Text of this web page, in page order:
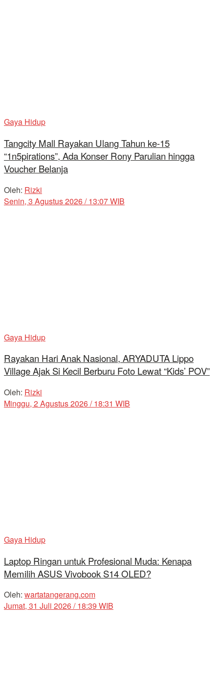
Gaya Hidup
Tangcity Mall Rayakan Ulang Tahun ke-15
“1n5pirations”, Ada Konser Rony Parulian hingga
Voucher Belanja
Oleh: Rizki
Senin, 3 Agustus 2026 / 13:07 WIB
Gaya Hidup
Rayakan Hari Anak Nasional, ARYADUTA Lippo
Village Ajak Si Kecil Berburu Foto Lewat “Kids’ POV”
Oleh: Rizki
Minggu, 2 Agustus 2026 / 18:31 WIB
Gaya Hidup
Laptop Ringan untuk Profesional Muda: Kenapa
Memilih ASUS Vivobook S14 OLED?
Oleh: wartatangerang.com
Jumat, 31 Juli 2026 / 18:39 WIB